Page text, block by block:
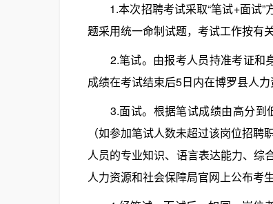
1.本次招聘考试采取“笔试+面试”
题采用统一命制试题，考试工作按有
2.笔试。由报考人员持准考证和
成绩在考试结束后5日内在博罗县人
3.面试。根据笔试成绩由高分到
（如参加笔试人数未超过该岗位招
人员的专业知识、语言表达能力、综
人力资源和社会保障局官网上公布考